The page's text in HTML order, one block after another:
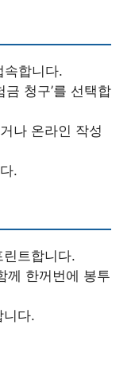
속합니다.
금 청구’를 선택합
나 온라인 작성
.
트합니다.
께 한꺼번에 봉투
니다.